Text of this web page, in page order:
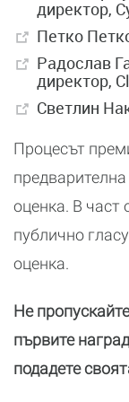
директор,
Петко
Радослав
директор,
Светлин
Процесът
оценка. В част
публично
оценка.
Не
първите
подадете